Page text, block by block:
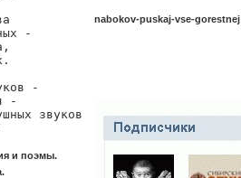
-
-
-
звуков
и поэмы.
nabokov-puskaj-vse-gorestnej